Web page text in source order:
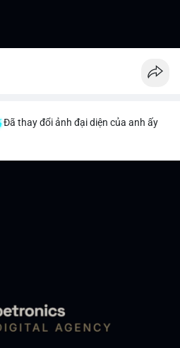
Đã thay đổi ảnh đại diện của anh ấy